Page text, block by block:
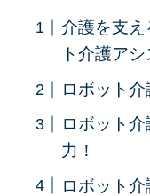
介護を支
ト介護ア
ロボット
ロボット
力！
ロボット